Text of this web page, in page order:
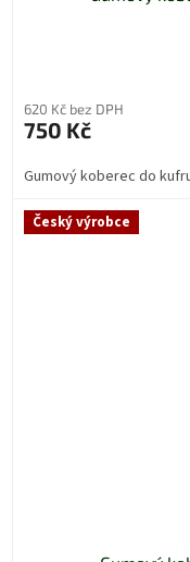
620 Kč bez DPH
750 Kč
Gumový koberec do
Český výrobce